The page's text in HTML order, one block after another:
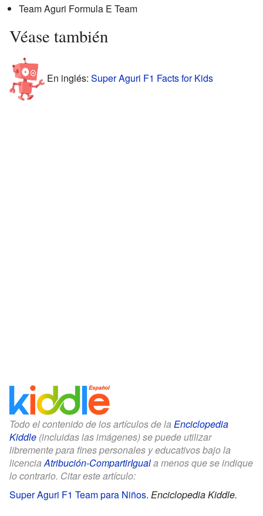
Team Aguri Formula E Team
Véase también
En inglés: Super Aguri F1 Facts for Kids
Todo el contenido de los artículos de la Enciclopedia
Kiddle (incluidas las imágenes) se puede utilizar
libremente para fines personales y educativos bajo la
licenciaAtribución-CompartirIguala menos que se indique
lo contrario. Citar este artículo:
Super Aguri F1 Team para Niños. Enciclopedia Kiddle.